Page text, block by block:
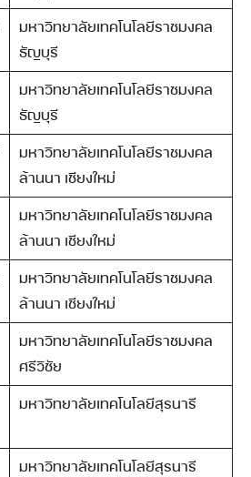
มหาวิทยาลัยเทคโนโลยีราชมงคล
ธัญบุรี
มหาวิทยาลัยเทคโนโลยีราชมงคล
ธัญบุรี
มหาวิทยาลัยเทคโนโลยีราชมงคล
ล้านนา เชียงใหม่
มหาวิทยาลัยเทคโนโลยีราชมงคล
ล้านนา เชียงใหม่
มหาวิทยาลัยเทคโนโลยีราชมงคล
ล้านนา เชียงใหม่
มหาวิทยาลัยเทคโนโลยีราชมงคล
ศรีวิชัย
มหาวิทยาลัยเทคโนโลยีสุรนารี
มหาวิทยาลัยเทคโนโลยีสุรนารี